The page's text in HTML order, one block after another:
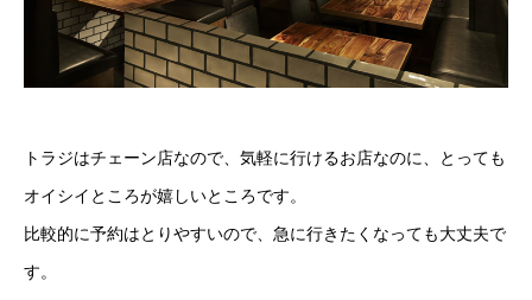
トラジはチェーン店なので、気軽に行けるお店なのに、とっても
オイシイところが嬉しいところです。
比較的に予約はとりやすいので、急に行きたくなっても大丈夫で
す。